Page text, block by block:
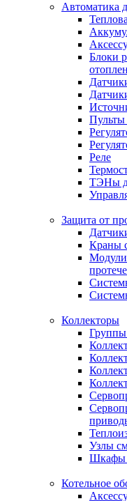
Автоматика
Блоки
Пульты
Реле
ТЭНы
Защита от
Краны
Модули
Коллекторы
Группы
Узлы
Шкафы
Котельное